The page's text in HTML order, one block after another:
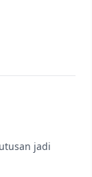
jadi